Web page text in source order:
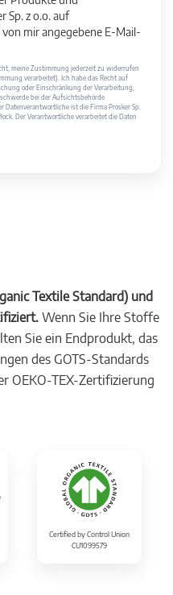
Sp. z o.o. auf
mir angegebene E-Mail-
meine Zustimmung jederzeit zu widerrufen
verarbeitet). Ich habe das Recht auf
oder Einschränkung der Verarbeitung,
bei der Aufsichtsbehörde
Datenverantwortliche ist die Firma Prosker Sp.
Der Verantwortliche verarbeitet die Daten
Textile Standard) und
Wenn Sie Ihre Stoffe
Sie ein Endprodukt, das
des GOTS-Standards
OEKO-TEX-Zertifizierung
Certified by Control Union
CU1099579